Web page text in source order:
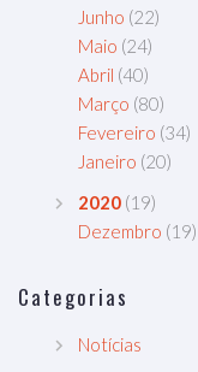
Junho (22)
Maio (24)
Abril (40)
Março (80)
Fevereiro (34)
Janeiro (20)
2020 (19)
Dezembro (19)
Categorias
Notícias